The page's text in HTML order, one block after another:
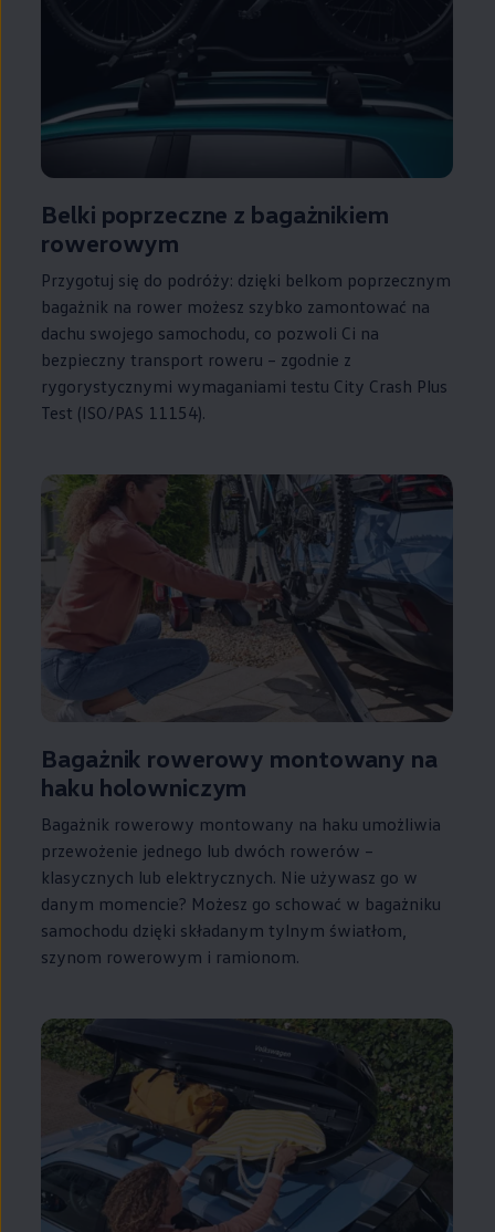
Belki poprzeczne z bagażnikiem
rowerowym
Przygotuj się do podróży: dzięki belkom poprzecznym
bagażnik na rower możesz szybko zamontować na
dachu swojego samochodu, co pozwoli Ci na
bezpieczny transport roweru – zgodnie z
rygorystycznymi wymaganiami testu City Crash Plus
Test (ISO/PAS 11154).
Bagażnik rowerowy montowany na
haku holowniczym
Bagażnik rowerowy montowany na haku umożliwia
przewożenie jednego lub dwóch rowerów –
klasycznych lub elektrycznych. Nie używasz go w
danym momencie? Możesz go schować w bagażniku
samochodu dzięki składanym tylnym światłom,
szynom rowerowym i ramionom.